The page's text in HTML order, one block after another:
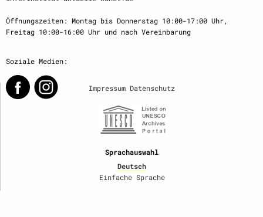
Öffnungszeiten: Montag bis Donnerstag 10:00-17:00 Uhr,
Freitag 10:00-16:00 Uhr und nach Vereinbarung
Soziale Medien:
Impressum Datenschutz
Sprachauswahl
Deutsch
Einfache Sprache